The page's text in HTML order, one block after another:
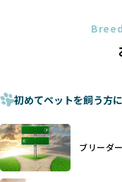
法令レベルの最低基
ものに過ぎず、ワン
少なくなく、消費者に
さらに、書類審査のみ
際の飼育環境やブリ
す。こうしたサイトで
あり、実際の現場や日
に断尾（しっぽを切
ことがあります。
これは痛みを伴う処
手段でもあるため、切
ヨーロッパ諸国ではこ
日本ではいまだ行われ
優良ブリーダーは動物
を大切にするため断尾
初めてペットを飼う方
ブリーダ